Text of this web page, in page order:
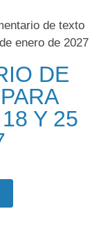
de texto
enero de 2027
DE
Y 25